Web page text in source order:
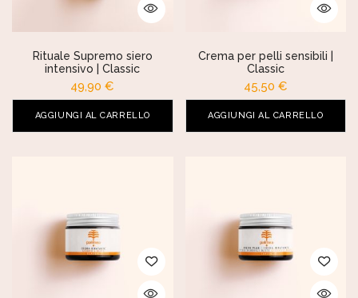
Rituale Supremo siero
intensivo | Classic
49,90€
AGGIUNGI AL CARRELLO
Crema per pelli sensibili |
Classic
45,50 €
AGGIUNGI AL CARRELLO